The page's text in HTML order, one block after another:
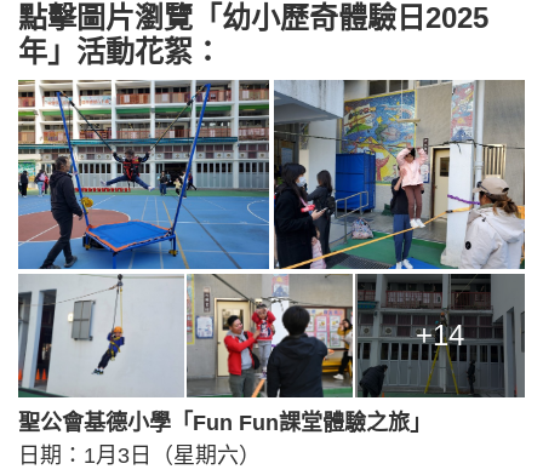
點擊圖片瀏覽「幼小歷奇體驗日2025
年」活動花絮：
+14
聖公會基德小學「Fun Fun課堂體驗之旅」
日期：1月3日（星期六）